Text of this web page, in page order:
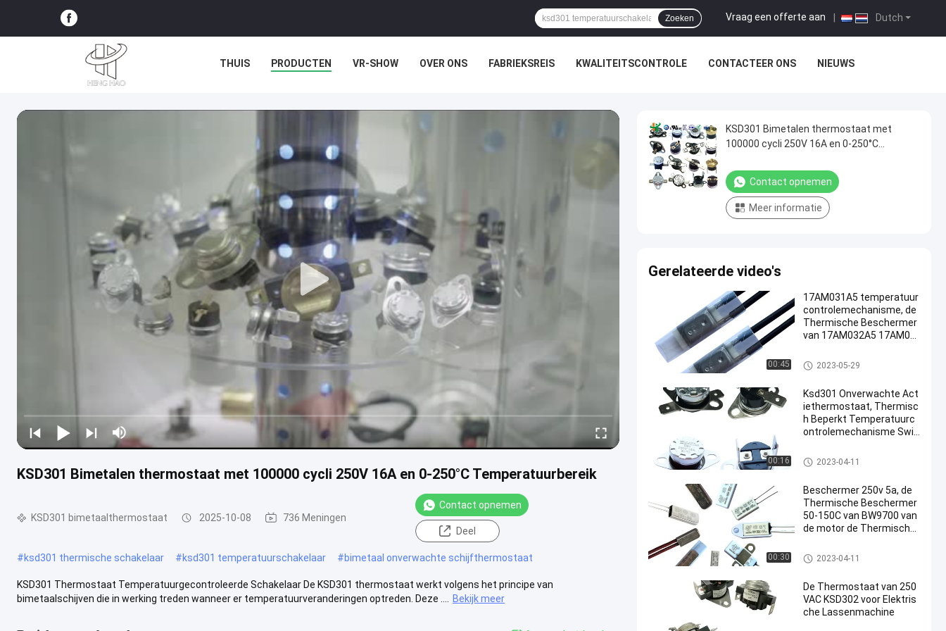
Dutch
Vraag een offerte aan
Zoeken
THUIS PRODUCTEN VR-SHOW OVER ONS FABRIEKSREIS KWALITEITSCONTROLE CONTACTEER ONS NIEUWS
KSD301 Bimetalen thermostaat met 100000 cycli 250V 16A en 0-250°C Temperatuurbereik
KSD301 bimetaalthermostaat 2025-10-08 736 Meningen
Contact opnemen
Deel
#ksd301 thermische schakelaar #ksd301 temperatuurschakelaar #bimetaal onverwachte schijfthermostaat
KSD301 Thermostaat Temperatuurgecontroleerde Schakelaar De KSD301 thermostaat werkt volgens het principe van
bimetaalschijven die in werking treden wanneer er temperatuurveranderingen optreden. Deze ....
Bekijk meer
KSD301 Bimetalen thermostaat met
100000 cycli 250V 16A en 0-250°C
Contact opnemen
Meer informatie
Gerelateerde video's
00:45
17AM031A5 temperatuur
controlemechanisme, de
Thermische Beschermer
van 17AM032A5 17AM03
17AM thermische beschermer
2023-05-29
00:16
Ksd301 Onverwachte Act
iethermostaat, Thermisc
h Beperkt Temperatuurc
ontrolemechanisme Swit
KSD301 bimetaalthermostaat
2023-04-11
00:30
Beschermer 250v 5a, de
Thermische Beschermer
50-150C van BW9700 van
de motor de Thermische
KSD301 bimetaalthermostaat
2023-04-11
De Thermostaat van 250
VAC KSD302 voor Elektris
che Lassenmachine